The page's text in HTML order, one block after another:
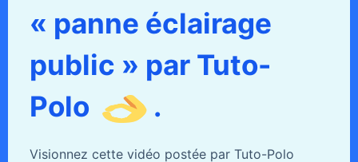
« panne éclairage
public » par Tuto-
Polo
.
Visionnez cette vidéo postée par Tuto-Polo